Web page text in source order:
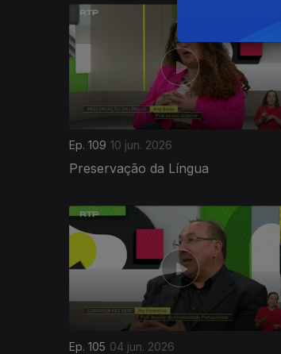
Ep. 109 10 jun. 2026
Preservação da Língua
Ep. 105 04 jun. 2026